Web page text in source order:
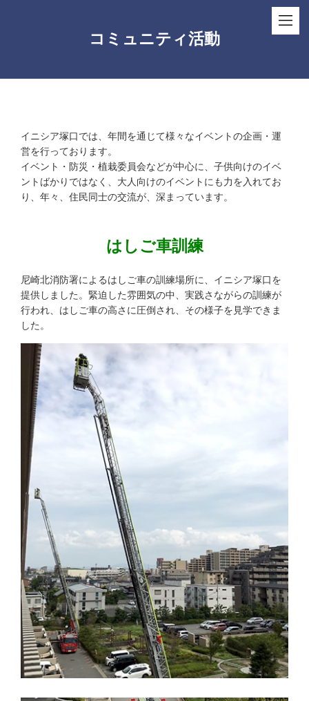
コミュニティ活動
イニシア塚口では、年間を通じて様々なイベントの企画・運
営を行っております。
イベント・防災・植栽委員会などが中心に、子供向けのイベ
ントばかりではなく、大人向けのイベントにも力を入れてお
り、年々、住民同士の交流が、深まっています。
はしご車訓練
尼崎北消防署によるはしご車の訓練場所に、イニシア塚口を
提供しました。緊迫した雰囲気の中、実践さながらの訓練が
行われ、はしご車の高さに圧倒され、その様子を見学できま
した。